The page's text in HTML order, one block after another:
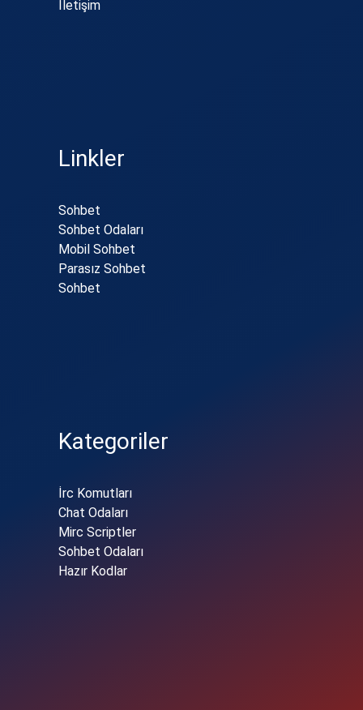
İletişim
Linkler
Sohbet
Sohbet Odaları
Mobil Sohbet
Parasız Sohbet
Sohbet
Kategoriler
İrc Komutları
Chat Odaları
Mirc Scriptler
Sohbet Odaları
Hazır Kodlar